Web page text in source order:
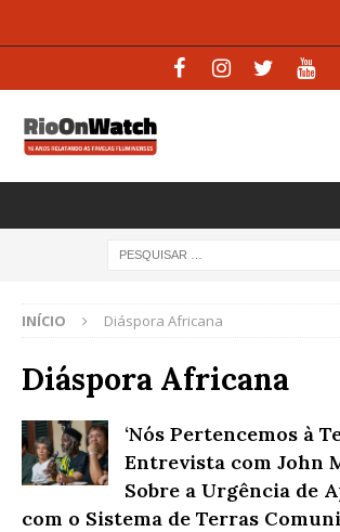
INÍCIO Diáspora Africana
Diáspora Africana
‘Nós Pertencemos à
Entrevista com John
Sobre a Urgência de
com o Sistema de Terras